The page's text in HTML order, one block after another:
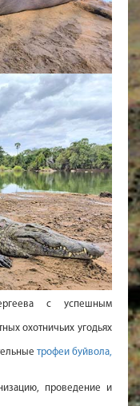
с успешным
охотничьих угодьях
трофеи буйвола,
проведение и